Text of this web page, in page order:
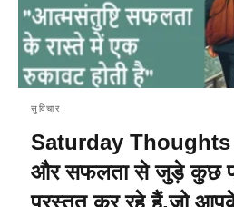
सुविचार
Saturday Thoughts
और सफलता से जुड़े कुछ
प्रस्तुत कर रहे हैं,जो